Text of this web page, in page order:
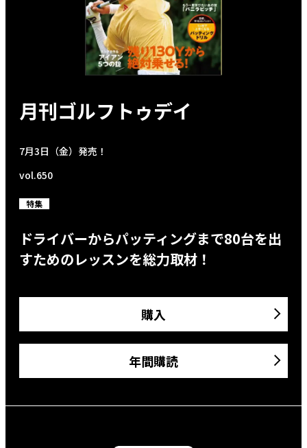
月刊ゴルフトゥデイ
7月3日（金）発売！
vol.650
特集
ドライバーからパッティングまで80台を出
すためのレッスンを総力取材！
購入
年間購読